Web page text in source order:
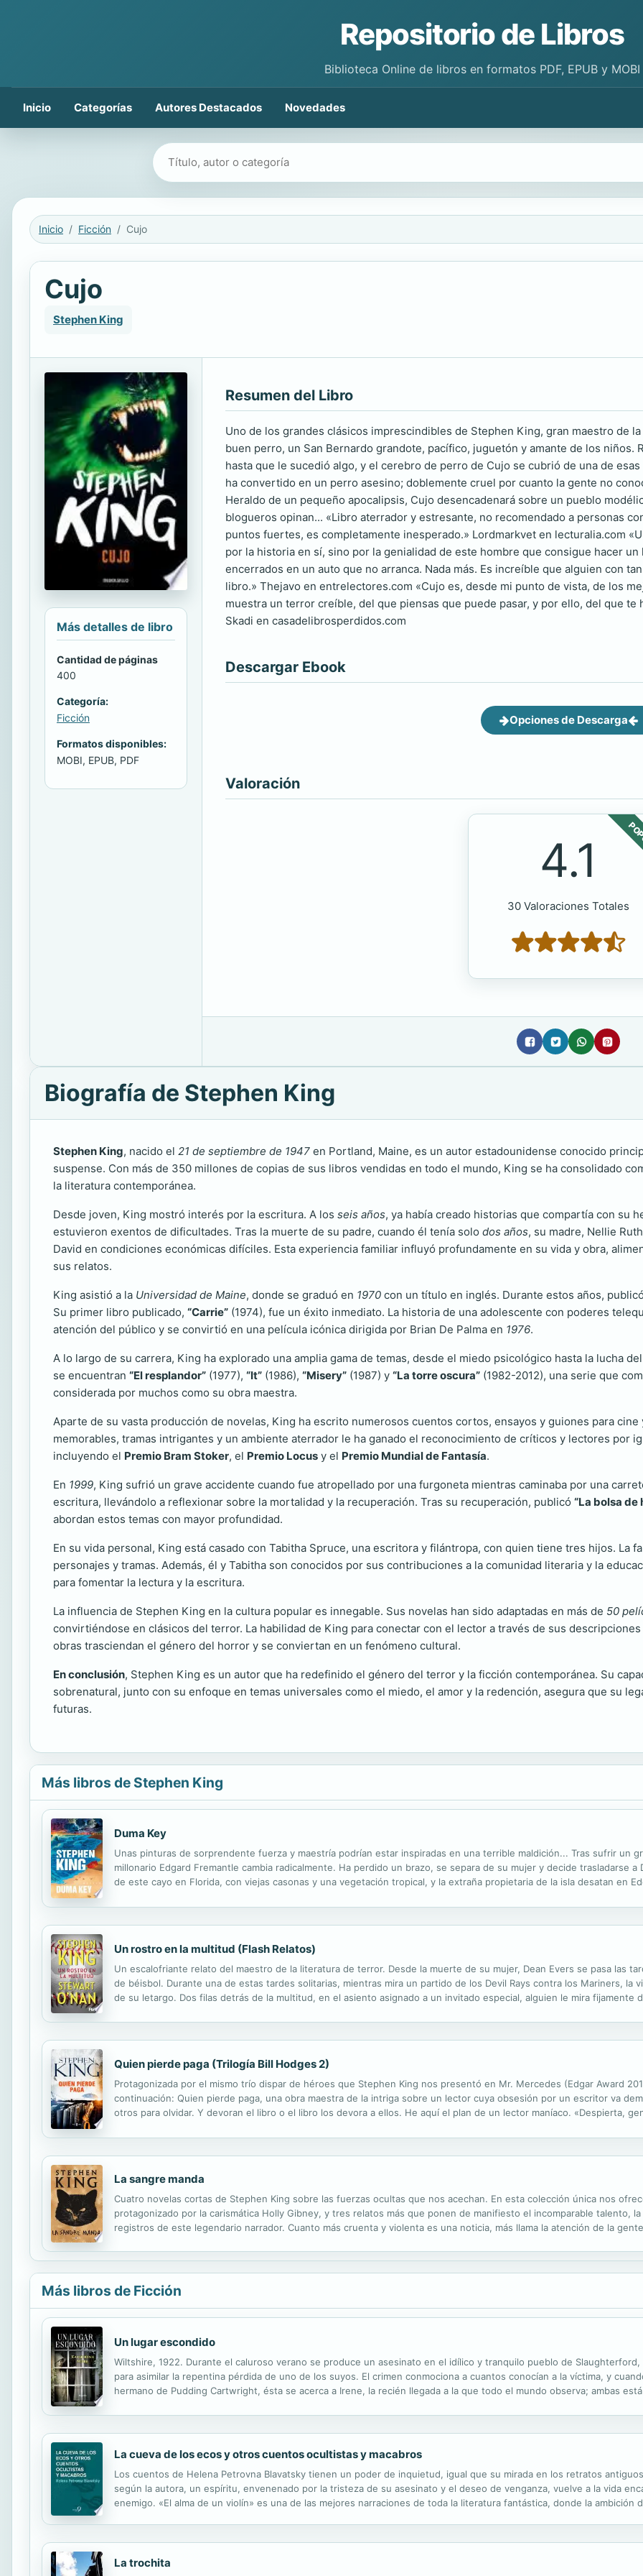
Repositorio de Libros
Biblioteca Online de libros en formatos PDF, EPUB y MOBI
Inicio Categorías Autores Destacados Novedades
Buscar libros
Inicio Ficción Cujo
Cujo
Stephen King
Más detalles de libro
Cantidad de páginas
400
Categoría:
Ficción
Formatos disponibles:
MOBI, EPUB, PDF
Resumen del Libro
Uno de los grandes clásicos imprescindibles de Stephen King, gran maestro de
buen perro, un San Bernardo grandote, pacífico, juguetón y amante de los niños.
hasta que le sucedió algo, y el cerebro de perro de Cujo se cubrió de una de
ha convertido en un perro asesino; doblemente cruel por cuanto la gente no
Heraldo de un pequeño apocalipsis, Cujo desencadenará sobre un pueblo
blogueros opinan... «Libro aterrador y estresante, no recomendado a personas
puntos fuertes, es completamente inesperado.» Lordmarkvet en lecturalia.com
por la historia en sí, sino por la genialidad de este hombre que consigue hacer
encerrados en un auto que no arranca. Nada más. Es increíble que alguien con
libro.» Thejavo en entrelectores.com «Cujo es, desde mi punto de vista, de los
muestra un terror creíble, del que piensas que puede pasar, y por ello, del que te
Skadi en casadelibrosperdidos.com
Descargar Ebook
Opciones de Descarga
Valoración
4.1
30 Valoraciones Totales
Biografía de Stephen King
Stephen King, nacido el 21 de septiembre de 1947 en Portland, Maine, es un autor estadounidense conocido
suspense. Con más de 350 millones de copias de sus libros vendidas en todo el mundo, King se ha consolidado
la literatura contemporánea.
Desde joven, King mostró interés por la escritura. A los seis años, ya había creado historias que compartía con su
estuvieron exentos de dificultades. Tras la muerte de su padre, cuando él tenía solo dos años, su madre, Nellie
David en condiciones económicas difíciles. Esta experiencia familiar influyó profundamente en su vida y obra,
sus relatos.
King asistió a la Universidad de Maine, donde se graduó en 1970 con un título en inglés. Durante estos años,
Su primer libro publicado, “Carrie” (1974), fue un éxito inmediato. La historia de una adolescente con poderes
atención del público y se convirtió en una película icónica dirigida por Brian De Palma en 1976.
A lo largo de su carrera, King ha explorado una amplia gama de temas, desde el miedo psicológico hasta la lucha
se encuentran “El resplandor” (1977), “It” (1986), “Misery” (1987) y “La torre oscura” (1982-2012), una serie que
considerada por muchos como su obra maestra.
Aparte de su vasta producción de novelas, King ha escrito numerosos cuentos cortos, ensayos y guiones para
memorables, tramas intrigantes y un ambiente aterrador le ha ganado el reconocimiento de críticos y lectores por
incluyendo el Premio Bram Stoker, el Premio Locus y el Premio Mundial de Fantasía.
En 1999, King sufrió un grave accidente cuando fue atropellado por una furgoneta mientras caminaba por una
escritura, llevándolo a reflexionar sobre la mortalidad y la recuperación. Tras su recuperación, publicó “La bolsa de
abordan estos temas con mayor profundidad.
En su vida personal, King está casado con Tabitha Spruce, una escritora y filántropa, con quien tiene tres hijos. La
personajes y tramas. Además, él y Tabitha son conocidos por sus contribuciones a la comunidad literaria y la
para fomentar la lectura y la escritura.
La influencia de Stephen King en la cultura popular es innegable. Sus novelas han sido adaptadas en más de 50
convirtiéndose en clásicos del terror. La habilidad de King para conectar con el lector a través de sus
obras trasciendan el género del horror y se conviertan en un fenómeno cultural.
En conclusión, Stephen King es un autor que ha redefinido el género del terror y la ficción contemporánea. Su
sobrenatural, junto con su enfoque en temas universales como el miedo, el amor y la redención, asegura que su
futuras.
Más libros de Stephen King
Duma Key
Unas pinturas de sorprendente fuerza y maestría podrían estar inspiradas en una terrible maldición... Tras sufrir un
millonario Edgard Fremantle cambia radicalmente. Ha perdido un brazo, se separa de su mujer y decide trasladarse a
de este cayo en Florida, con viejas casonas y una vegetación tropical, y la extraña propietaria de la isla desatan en
Un rostro en la multitud (Flash Relatos)
Un escalofriante relato del maestro de la literatura de terror. Desde la muerte de su mujer, Dean Evers se pasa las
de béisbol. Durante una de estas tardes solitarias, mientras mira un partido de los Devil Rays contra los Mariners, la
de su letargo. Dos filas detrás de la multitud, en el asiento asignado a un invitado especial, alguien le mira fijamente
Quien pierde paga (Trilogía Bill Hodges 2)
Protagonizada por el mismo trío dispar de héroes que Stephen King nos presentó en Mr. Mercedes (Edgar Award
continuación: Quien pierde paga, una obra maestra de la intriga sobre un lector cuya obsesión por un escritor va
otros para olvidar. Y devoran el libro o el libro los devora a ellos. He aquí el plan de un lector maníaco. «Despierta,
La sangre manda
Cuatro novelas cortas de Stephen King sobre las fuerzas ocultas que nos acechan. En esta colección única nos
protagonizado por la carismática Holly Gibney, y tres relatos más que ponen de manifiesto el incomparable talento,
registros de este legendario narrador. Cuanto más cruenta y violenta es una noticia, más llama la atención de la
Más libros de Ficción
Un lugar escondido
Wiltshire, 1922. Durante el caluroso verano se produce un asesinato en el idílico y tranquilo pueblo de
para asimilar la repentina pérdida de uno de los suyos. El crimen conmociona a cuantos conocían a la víctima, y
hermano de Pudding Cartwright, ésta se acerca a Irene, la recién llegada a la que todo el mundo observa; ambas
La cueva de los ecos y otros cuentos ocultistas y macabros
Los cuentos de Helena Petrovna Blavatsky tienen un poder de inquietud, igual que su mirada en los retratos
según la autora, un espíritu, envenenado por la tristeza de su asesinato y el deseo de venganza, vuelve a la vida
enemigo. «El alma de un violín» es una de las mejores narraciones de toda la literatura fantástica, donde la
La trochita